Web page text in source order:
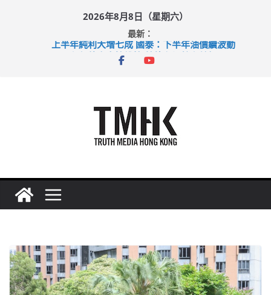
2026年8月8日（星期六）
最新：
上半年純利大增七成 國泰：下半年油價續波動
拜仁熱身賽挫維拉 啟德主場館奪錦標